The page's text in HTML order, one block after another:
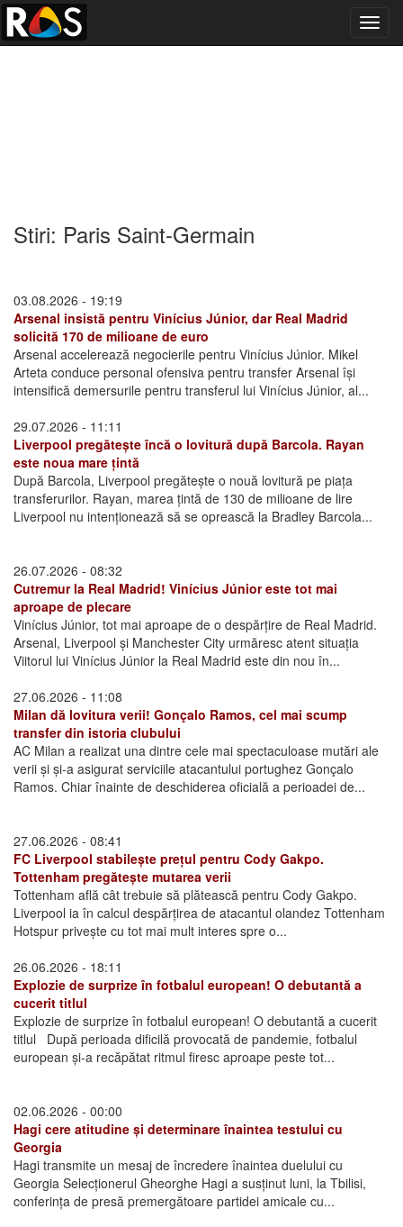
Stiri: Paris Saint-Germain
03.08.2026 - 19:19
Arsenal insistă pentru Vinícius Júnior, dar Real Madrid
solicită 170 de milioane de euro
Arsenal accelerează negocierile pentru Vinícius Júnior. Mikel
Arteta conduce personal ofensiva pentru transfer Arsenal își
intensifică demersurile pentru transferul lui Vinícius Júnior, al...
29.07.2026 - 11:11
Liverpool pregătește încă o lovitură după Barcola. Rayan
este noua mare țintă
După Barcola, Liverpool pregătește o nouă lovitură pe piața
transferurilor. Rayan, marea țintă de 130 de milioane de lire
Liverpool nu intenționează să se oprească la Bradley Barcola...
26.07.2026 - 08:32
Cutremur la Real Madrid! Vinícius Júnior este tot mai
aproape de plecare
Vinícius Júnior, tot mai aproape de o despărțire de Real Madrid.
Arsenal, Liverpool și Manchester City urmăresc atent situația
Viitorul lui Vinícius Júnior la Real Madrid este din nou în...
27.06.2026 - 11:08
Milan dă lovitura verii! Gonçalo Ramos, cel mai scump
transfer din istoria clubului
AC Milan a realizat una dintre cele mai spectaculoase mutări ale
verii și și-a asigurat serviciile atacantului portughez Gonçalo
Ramos. Chiar înainte de deschiderea oficială a perioadei de...
27.06.2026 - 08:41
FC Liverpool stabilește prețul pentru Cody Gakpo.
Tottenham pregătește mutarea verii
Tottenham află cât trebuie să plătească pentru Cody Gakpo.
Liverpool ia în calcul despărțirea de atacantul olandez Tottenham
Hotspur privește cu tot mai mult interes spre o...
26.06.2026 - 18:11
Explozie de surprize în fotbalul european! O debutantă a
cucerit titlul
Explozie de surprize în fotbalul european! O debutantă a cucerit
titlul După perioada dificilă provocată de pandemie, fotbalul
european și-a recăpătat ritmul firesc aproape peste tot...
02.06.2026 - 00:00
Hagi cere atitudine și determinare înaintea testului cu
Georgia
Hagi transmite un mesaj de încredere înaintea duelului cu
Georgia Selecționerul Gheorghe Hagi a susținut luni, la Tbilisi,
conferința de presă premergătoare partidei amicale cu...